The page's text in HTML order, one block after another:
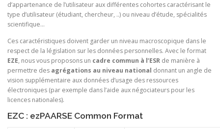
d’appartenance de l’utilisateur aux différentes cohortes caractérisant le
type d’utilisateur (étudiant, chercheur, ..) ou niveau d’étude, spécialités
scientifique…
Ces caractéristiques doivent garder un niveau macroscopique dans le
respect de la législation sur les données personnelles. Avec le format
EZE, nous vous proposons un cadre commun à l’ESR de manière à
permettre des agrégations au niveau national donnant un angle de
vision supplémentaire aux données d’usage des ressources
électroniques (par exemple dans l’aide aux négociateurs pour les
licences nationales).
EZC : ezPAARSE Common Format